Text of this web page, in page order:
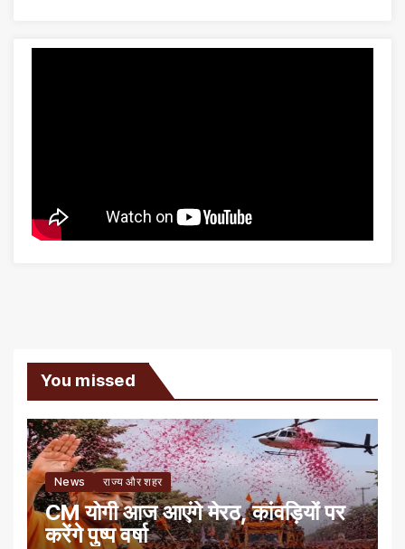
You missed
News राज्य और शहर
CM योगी आज आएंगे मेरठ, कांवड़ियों पर
करेंगे पुष्प वर्षा